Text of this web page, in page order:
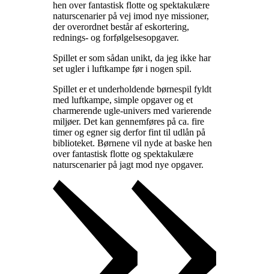
hen over fantastisk flotte og spektakulære
naturscenarier på vej imod nye missioner,
der overordnet består af eskortering,
rednings- og forfølgelsesopgaver.
Spillet er som sådan unikt, da jeg ikke har
set ugler i luftkampe før i nogen spil.
Spillet er et underholdende børnespil fyldt
med luftkampe, simple opgaver og et
charmerende ugle-univers med varierende
miljøer. Det kan gennemføres på ca. fire
timer og egner sig derfor fint til udlån på
biblioteket. Børnene vil nyde at baske hen
over fantastisk flotte og spektakulære
naturscenarier på jagt mod nye opgaver.